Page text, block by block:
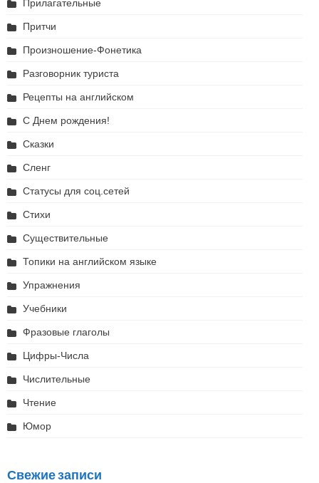
Прилагательные
Притчи
Произношение-Фонетика
Разговорник туриста
Рецепты на английском
С Днем рождения!
Сказки
Сленг
Статусы для соц.сетей
Стихи
Существительные
Топики на английском языке
Упражнения
Учебники
Фразовые глаголы
Цифры-Числа
Числительные
Чтение
Юмор
Свежие записи